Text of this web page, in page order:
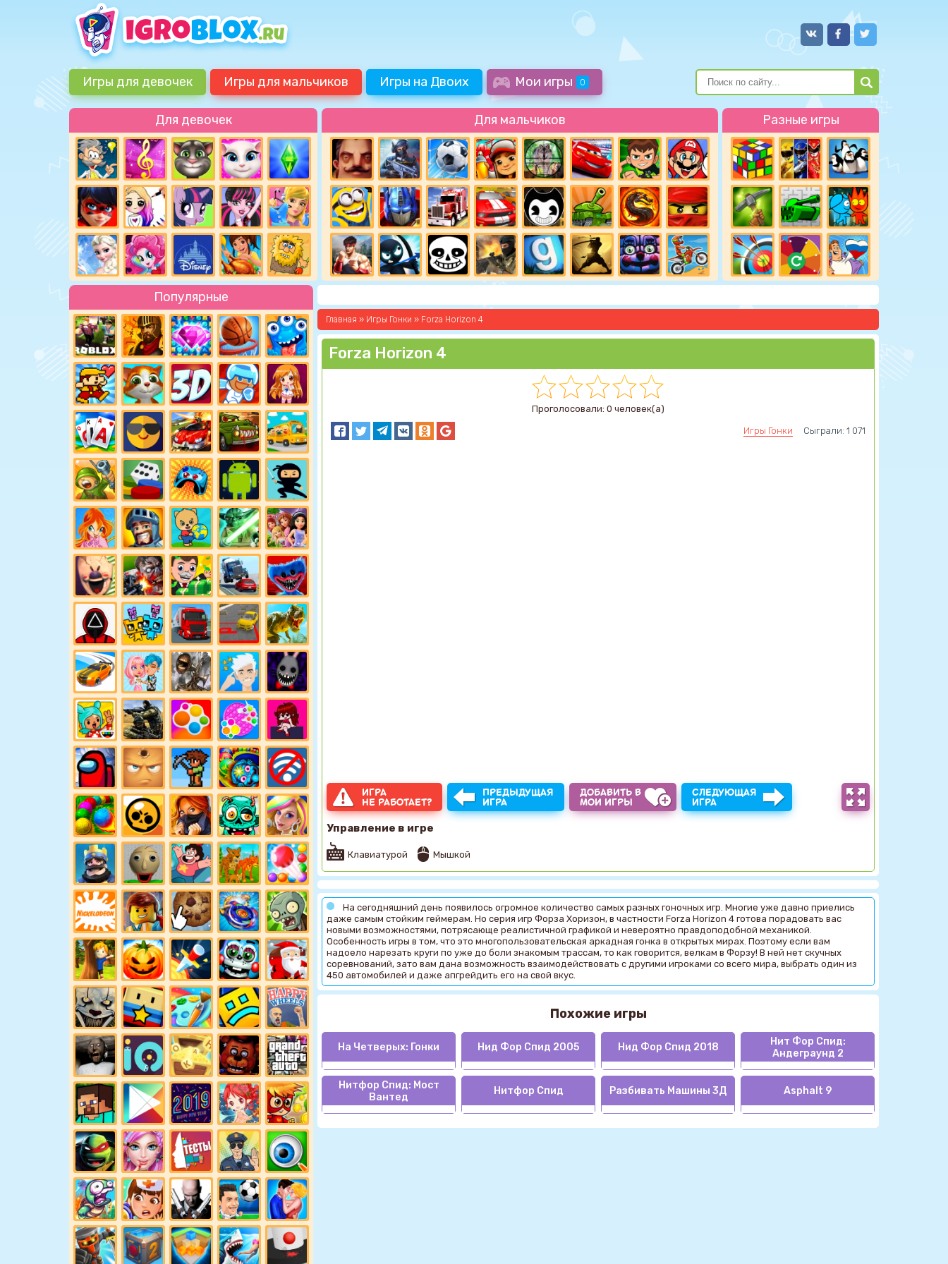
Игры для девочек Игры для мальчиков Игры на Двоих Мои игры 0
Для девочек Для мальчиков Разные игры
Популярные
Главная » Игры Гонки » Forza Horizon 4
Forza Horizon 4
Проголосовали: 0 человек(а)
Игры Гонки Сыграли: 1 071
ИГРА
НЕ РАБОТАЕТ?
ПРЕДЫДУЩАЯ
ИГРА
ДОБАВИТЬ В
МОИ ИГРЫ
СЛЕДУЮЩАЯ
ИГРА
Управление в игре
Клавиатурой Мышкой
На сегодняшний день появилось огромное количество самых разных гоночных игр. Многие уже давно приелись
даже самым стойким геймерам. Но серия игр Форза Хоризон, в частности Forza Horizon 4 готова порадовать вас
новыми возможностями, потрясающе реалистичной графикой и невероятно правдоподобной механикой.
Особенность игры в том, что это многопользовательская аркадная гонка в открытых мирах. Поэтому если вам
надоело нарезать круги по уже до боли знакомым трассам, то как говорится, велкам в Форзу! В ней нет скучных
соревнований, зато вам дана возможность взаимодействовать с другими игроками со всего мира, выбрать один из
450 автомобилей и даже апгрейдить его на свой вкус.
Похожие игры
На Четверых: Гонки Нид Фор Спид 2005 Нид Фор Спид 2018
Нит Фор Спид:
Андеграунд 2
Нитфор Спид: Мост
Вантед
Нитфор Спид Разбивать Машины 3Д Asphalt 9